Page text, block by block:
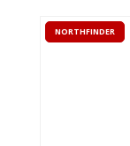
NORTHFINDER